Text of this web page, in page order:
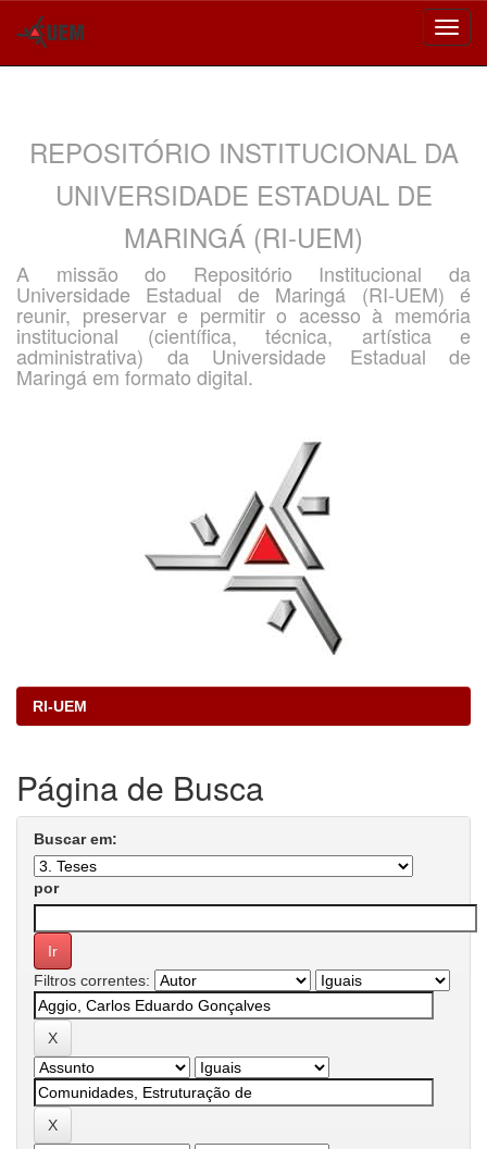
REPOSITÓRIO INSTITUCIONAL DA
UNIVERSIDADE ESTADUAL DE
MARINGÁ (RI-UEM)
A missão do Repositório Institucional da
Universidade Estadual de Maringá (RI-UEM) é
reunir, preservar e permitir o acesso à memória
institucional (científica, técnica, artística e
administrativa) da Universidade Estadual de
Maringá em formato digital.
RI-UEM
Página de Busca
Buscar em:
por
Filtros correntes: